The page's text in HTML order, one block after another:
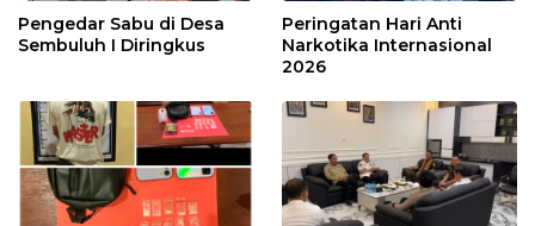
Pengedar Sabu di Desa
Sembuluh I Diringkus
Peringatan Hari Anti
Narkotika Internasional
2026